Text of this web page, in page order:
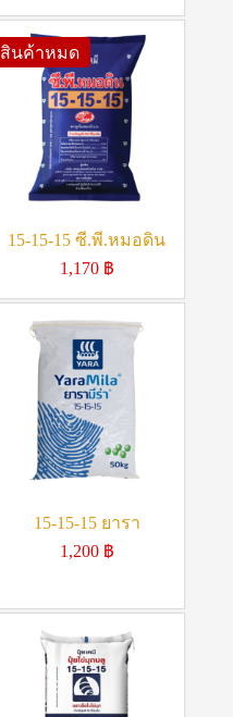
สินค้าหมด
15-15-15 ซี.พี.หมอดิน
1,170 ฿
15-15-15 ยารา
1,200 ฿